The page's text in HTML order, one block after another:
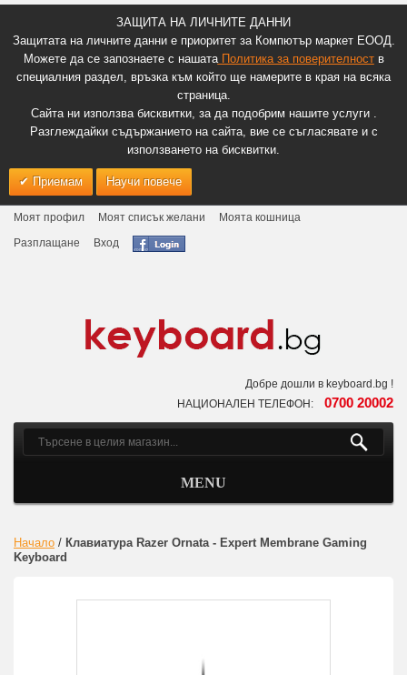
ЗАЩИТА НА ЛИЧНИТЕ ДАННИ
Защитата на личните данни е приоритет за Компютър маркет ЕООД.
Можете да се запознаете с нашатаПолитика за поверителноств
специалния раздел, връзка към който ще намерите в края на всяка
страница.
Сайта ни използва бисквитки, за да подобрим нашите услуги .
Разглеждайки съдържанието на сайта, вие се съгласявате и с
използването на бисквитки.
Приемам Научи повече
Моят профил Моят списък желани
Моята кошница
Разплащане
Вход
Добре дошли в keyboard.bg !
НАЦИОНАЛЕН ТЕЛЕФОН: 0700 20002
MENU
Начало / Клавиатура Razer Ornata - Expert Membrane Gaming
Keyboard